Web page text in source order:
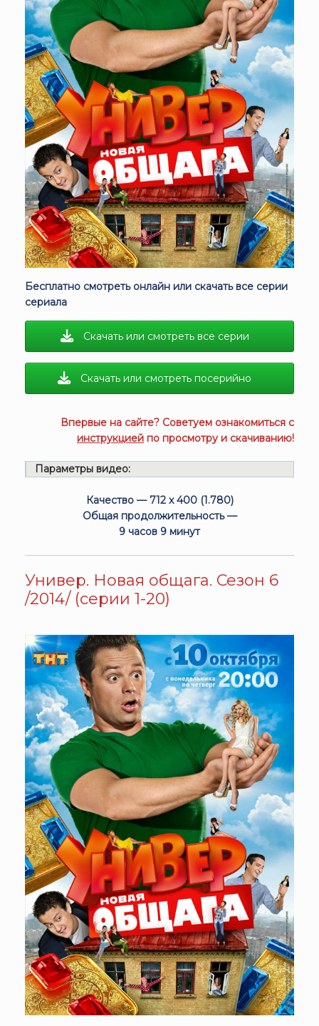
Бесплатно смотреть онлайн или скачать все серии
сериала
Скачать или смотреть все серии
Скачать или смотреть посерийно
Впервые на сайте? Советуем ознакомиться с
инструкцией по просмотру и скачиванию!
Параметры видео:
Качество — 712 x 400 (1.780)
Общая продолжительность —
9 часов 9 минут
Универ. Новая общага. Сезон 6
/2014/ (серии 1-20)